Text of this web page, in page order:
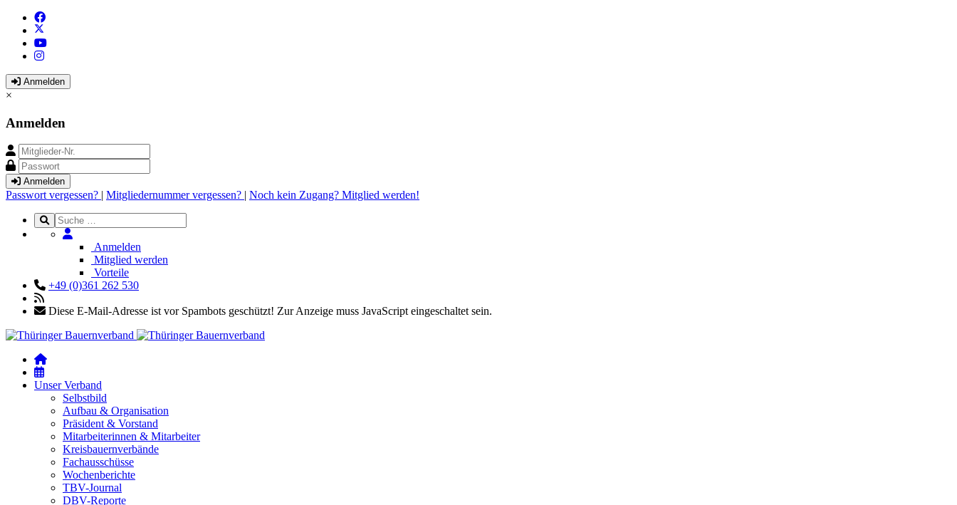
Anmelden
×
Anmelden
Anmelden
Passwort vergessen? | Mitgliedernummer vergessen? | Noch kein Zugang? Mitglied werden!
Anmelden
Mitglied werden
Vorteile
+49 (0)361 262 530
Diese E-Mail-Adresse ist vor Spambots geschützt! Zur Anzeige muss JavaScript eingeschaltet sein.
Unser Verband
Selbstbild
Aufbau & Organisation
Präsident & Vorstand
Mitarbeiterinnen & Mitarbeiter
Kreisbauernverbände
Fachausschüsse
Wochenberichte
TBV-Journal
DBV-Reporte